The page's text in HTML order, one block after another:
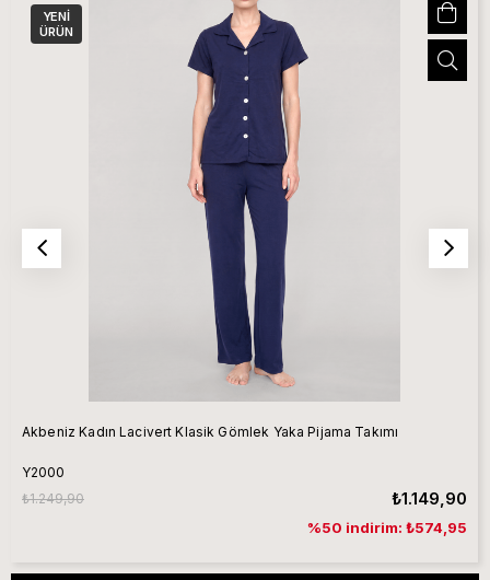
Akbeniz Kadın Lacivert Klasik Gömlek Yaka Pijama Takımı
Y2000
₺1.149,90
₺1.249,90
%50 indirim: ₺574,95
YENI
ÜRÜN